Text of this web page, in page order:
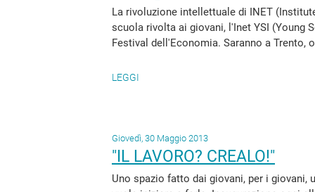
La rivoluzione intellettuale di INET
scuola rivolta ai giovani, l'Inet YSI (Young
Festival dell'Economia. Saranno a Trento,
LEGGI
Giovedì, 30 Maggio 2013
"IL LAVORO? CREALO!"
Uno spazio fatto dai giovani, per i